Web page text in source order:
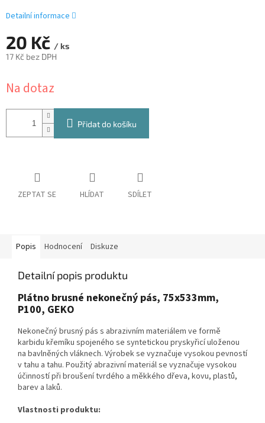
20 Kč / ks
17 Kč bez DPH
cena:
Na dotaz
Přidat do košíku
Detailní informace
ZEPTAT SE HLÍDAT SDÍLET
Popis Hodnocení Diskuze
Detailní popis produktu
Plátno brusné nekonečný pás, 75x533mm,
P100, GEKO
Nekonečný brusný pás s abrazivním materiálem ve formě
karbidu křemíku spojeného se syntetickou pryskyřicí uloženou
na bavlněných vláknech. Výrobek se vyznačuje vysokou pevností
v tahu a tahu. Použitý abrazivní materiál se vyznačuje vysokou
účinností při broušení tvrdého a měkkého dřeva, kovu, plastů,
barev a laků.
Vlastnosti produktu: